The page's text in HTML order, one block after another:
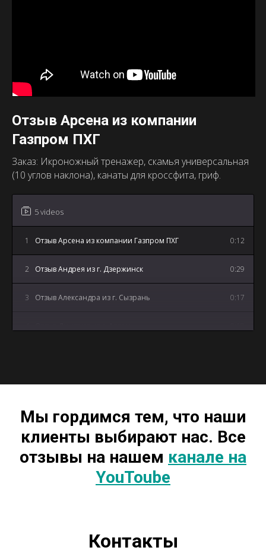
5 videos
1 Отзыв Арсена из компании Газпром ПХГ 0:12
2 Отзыв Андрея из г. Дзержинск 0:29
3 Отзыв Александра из г. Сызрань 0:17
Отзыв Арсена из компании
Газпром ПХГ
Заказ: Икроножный тренажер, скамья универсальная
(10 углов наклона), канаты для кроссфита, гриф.
Мы гордимся тем, что наши
клиенты выбирают нас. Все
отзывы на нашем канале на
YouToube
Контакты